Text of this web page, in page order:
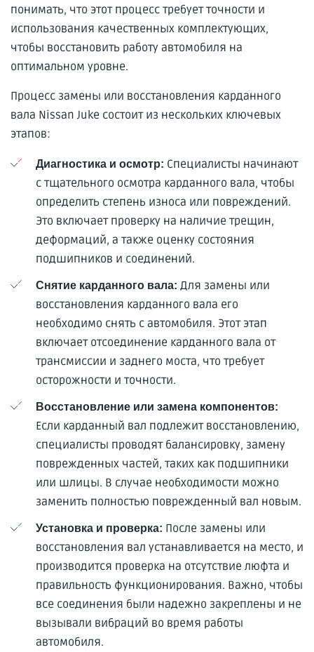
понимать, что этот процесс требует точности и
использования качественных комплектующих,
чтобы восстановить работу автомобиля на
оптимальном уровне.
Процесс замены или восстановления карданного
вала Nissan Juke состоит из нескольких ключевых
этапов:
Диагностика и осмотр: Специалисты начинают
с тщательного осмотра карданного вала, чтобы
определить степень износа или повреждений.
Это включает проверку на наличие трещин,
деформаций, а также оценку состояния
подшипников и соединений.
Снятие карданного вала: Для замены или
восстановления карданного вала его
необходимо снять с автомобиля. Этот этап
включает отсоединение карданного вала от
трансмиссии и заднего моста, что требует
осторожности и точности.
Восстановление или замена компонентов:
Если карданный вал подлежит восстановлению,
специалисты проводят балансировку, замену
поврежденных частей, таких как подшипники
или шлицы. В случае необходимости можно
заменить полностью поврежденный вал новым.
Установка и проверка: После замены или
восстановления вал устанавливается на место, и
производится проверка на отсутствие люфта и
правильность функционирования. Важно, чтобы
все соединения были надежно закреплены и не
вызывали вибраций во время работы
автомобиля.